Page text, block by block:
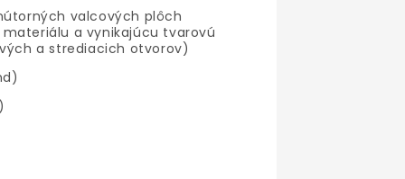
valcových plôch
a vynikajúcu tvarovú
a strediacich otvorov)